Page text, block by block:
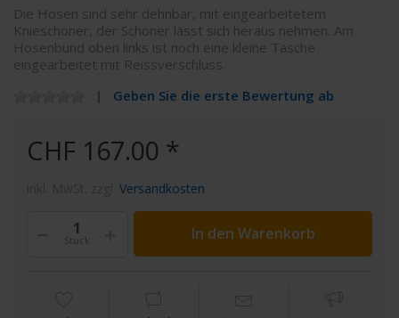
Die Hosen sind sehr dehnbar, mit eingearbeitetem
Knieschoner, der Schoner lässt sich heraus nehmen. Am
Hosenbund oben links ist noch eine kleine Tasche
eingearbeitet mit Reissverschluss.
Geben Sie die erste Bewertung ab
CHF 167.00 *
Versandkosten
Stück In den Warenkorb